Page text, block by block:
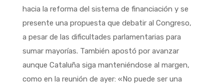
hacia la reforma del sistema de financiación y se
presente una propuesta que debatir al Congreso,
a pesar de las dificultades parlamentarias para
sumar mayorías. También apostó por avanzar
aunque Cataluña siga manteniéndose al margen,
como en la reunión de ayer: «No puede ser una